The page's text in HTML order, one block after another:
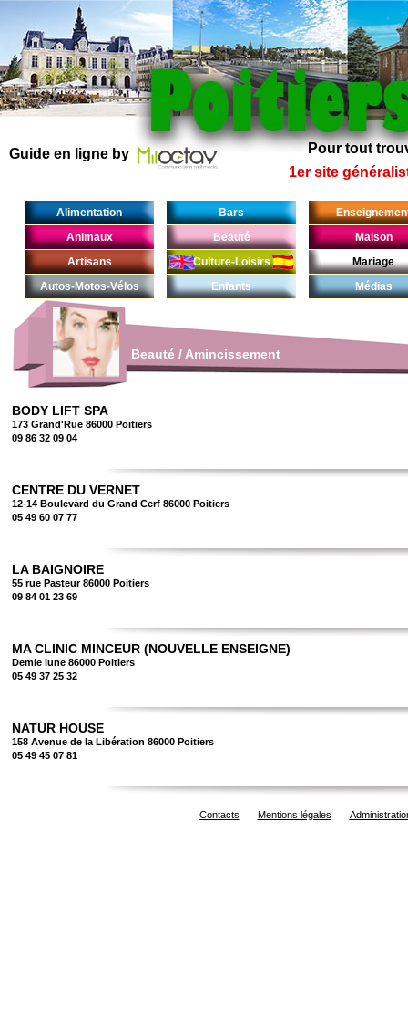
Pour tout
1er site
Guide en ligne by
Alimentation
Animaux
Artisans
Autos-Motos-Vélos
Bars
Beauté
Culture-Loisirs
Enfants
Maison
Mariage
Médias
Beauté / Amincissement
BODY LIFT SPA
173 Grand'Rue 86000 Poitiers
09 86 32 09 04
CENTRE DU VERNET
12-14 Boulevard du Grand Cerf 86000 Poitiers
05 49 60 07 77
LA BAIGNOIRE
55 rue Pasteur 86000 Poitiers
09 84 01 23 69
MA CLINIC MINCEUR (NOUVELLE ENSEIGNE)
Demie lune 86000 Poitiers
05 49 37 25 32
NATUR HOUSE
158 Avenue de la Libération 86000 Poitiers
05 49 45 07 81
Contacts Mentions légales